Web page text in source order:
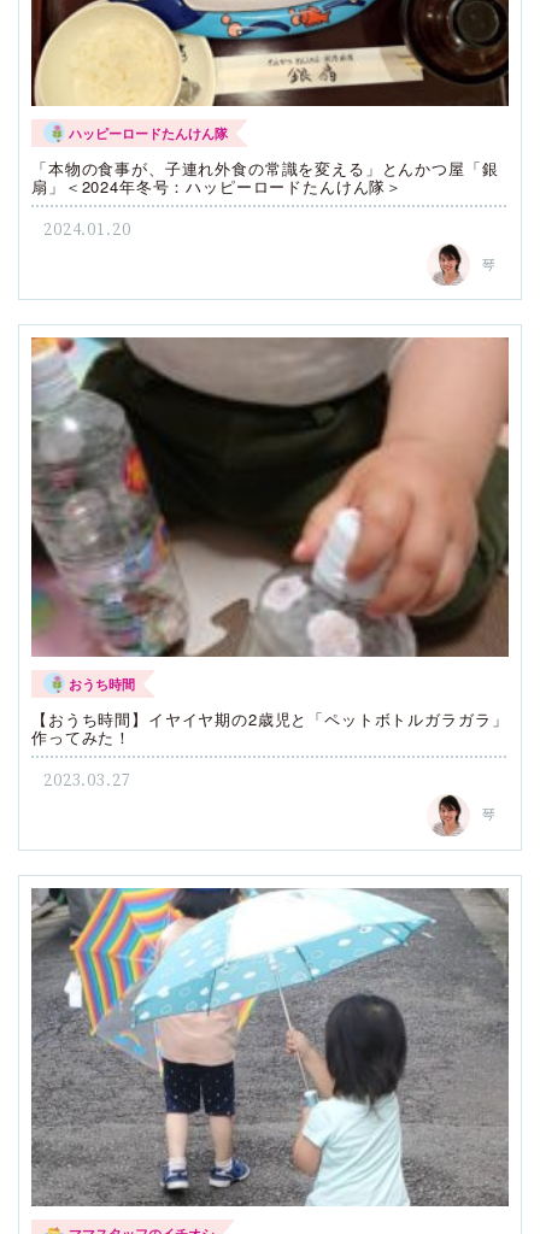
ハッピーロードたんけん隊
「本物の食事が、子連れ外食の常識を変える」とんかつ屋「銀
扇」＜2024年冬号：ハッピーロードたんけん隊＞
2024.01.20
琴
おうち時間
【おうち時間】イヤイヤ期の2歳児と「ペットボトルガラガラ」
作ってみた！
2023.03.27
琴